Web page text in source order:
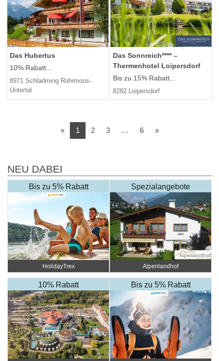
Das Hubertus
10% Rabatt...
8971 Schladming Rohrmoos-
Untertal
Das Sonnreich**** –
Thermenhotel Loipersdorf
Bis zu 15% Rabatt...
8282 Loipersdorf
«Vorherige
1 2 3 … 6 »Nächste
NEU DABEI
Bis zu 5% Rabatt
HolidayTrex
Spezialangebote
Alpenlandhof
10% Rabatt Bis zu 5% Rabatt